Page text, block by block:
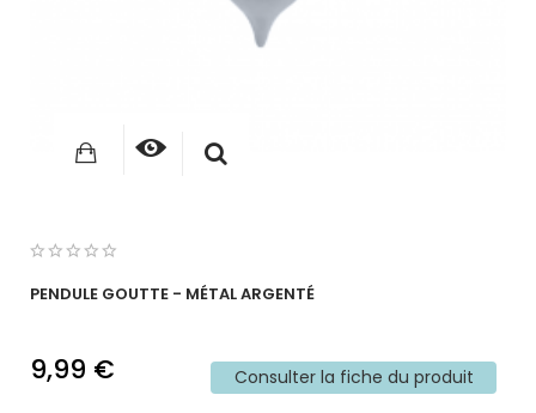
PENDULE GOUTTE - MÉTAL ARGENTÉ
9,99 € Consulter la fiche du produit